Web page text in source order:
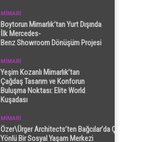
MİMARİ
Boytorun Mimarlık’tan Yurt Dışında
İlk Mercedes-
Benz Showroom Dönüşüm Projesi
MİMARİ
Yeşim Kozanlı Mimarlık’tan
Çağdaş Tasarım ve Konforun
Buluşma Noktası: Elite World
Kuşadası
MİMARİ
Özer\Ürger Architects’ten Bağcılar’da Çok
Yönlü Bir Sosyal Yaşam Merkezi